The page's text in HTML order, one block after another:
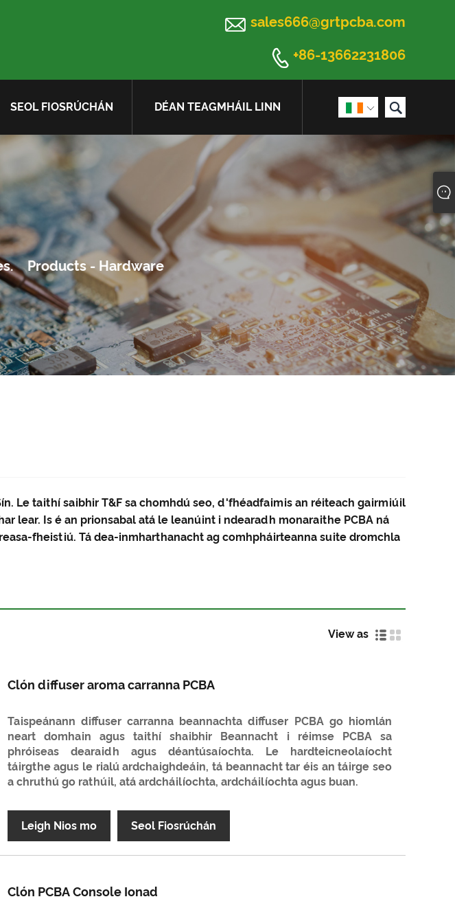
 sales666@grtpcba.com
 +86-13662231806
 
SEOL FIOSRÚCHÁN DÉAN TEAGMHÁIL LINN
Le taithí saibhir T&F sa chomhdú seo, d'fhéadfaimis an réiteach gairmiúil
lear. Is é an prionsabal atá le leanúint i ndearadh monaraithe PCBA ná
fheistiú. Tá dea-inmharthanacht ag comhpháirteanna suite dromchla
View as
Clón diffuser aroma carranna PCBA
Taispeánann diffuser carranna beannachta diffuser PCBA go hiomlán
neart domhain agus taithí shaibhir Beannacht i réimse PCBA sa
phróiseas dearaidh agus déantúsaíochta. Le hardteicneolaíocht
táirgthe agus le rialú ardchaighdeáin, tá beannacht tar éis an táirge seo
a chruthú go rathúil, atá ardcháilíochta, ardcháilíochta agus buan.
Leigh Nios mo Seol Fiosrúchán
Clón PCBA Console Ionad